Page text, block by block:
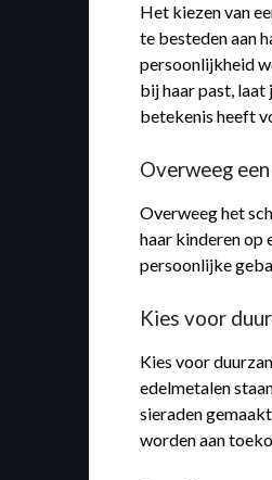
Het kiezen van
te besteden aan
persoonlijkheid
bij haar past, laat
betekenis heeft
Overweeg
Overweeg het
haar kinderen op
persoonlijke
Kies voor
Kies voor
edelmetalen
sieraden
worden aan